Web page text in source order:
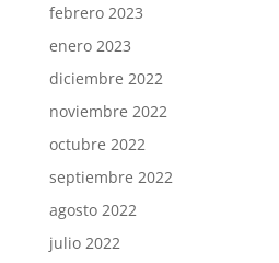
febrero 2023
enero 2023
diciembre 2022
noviembre 2022
octubre 2022
septiembre 2022
agosto 2022
julio 2022